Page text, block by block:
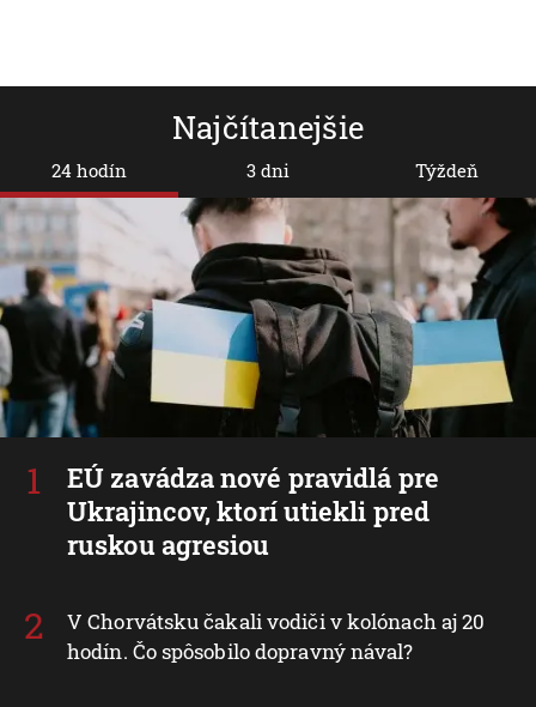
Najčítanejšie
24 hodín
EÚ zavádza nové pravidlá pre
Ukrajincov, ktorí utiekli pred
ruskou agresiou
V Chorvátsku čakali vodiči v kolónach aj 20
hodín. Čo spôsobilo dopravný nával?
3 dni Týždeň